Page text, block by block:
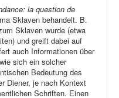
la question de
Sklaven behandelt. B.
Sklaven wurde (etwa
und greift dabei auf
auch Informationen über
sich ein solcher
Bedeutung des
Diener, je nach Kontext
Schriften. Einen